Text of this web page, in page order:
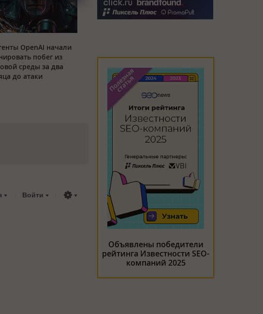
OpenAI начали
побег из
среды за два
до атаки
Войти
Объявлены победители
рейтинга Известности SEO-
компаний 2025